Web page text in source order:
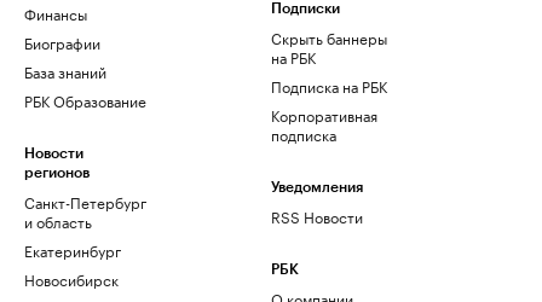
Финансы
Биографии
База знаний
РБК Образование
Новости
регионов
Санкт-Петербург
и область
Екатеринбург
Новосибирск
Подписки
Скрыть баннеры
на РБК
Подписка на РБК
Корпоративная
подписка
Уведомления
RSS Новости
РБК